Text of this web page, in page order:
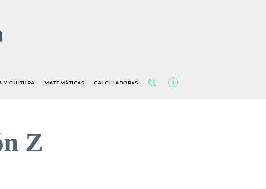
Y CULTURA MATEMÁTICAS CALCULADORAS
Z